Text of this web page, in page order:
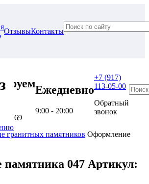
ОтзывыКонтакты
69
Ежедневно
9:00 - 20:00
+7 (917)
113-05-00
Обратный
звонок
гранитных памятников Оформление
047 Артикул: